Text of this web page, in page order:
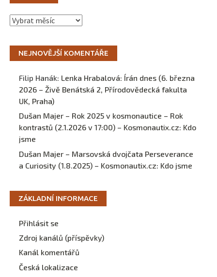
Archivy
NEJNOVĚJŠÍ KOMENTÁŘE
Filip Hanák: Lenka Hrabalová: Írán dnes (6. března
2026 – Živě Benátská 2, Přírodovědecká fakulta
UK, Praha)
Dušan Majer – Rok 2025 v kosmonautice – Rok
kontrastů (2.1.2026 v 17:00) – Kosmonautix.cz: Kdo
jsme
Dušan Majer – Marsovská dvojčata Perseverance
a Curiosity (1.8.2025) – Kosmonautix.cz: Kdo jsme
ZÁKLADNÍ INFORMACE
Přihlásit se
Zdroj kanálů (příspěvky)
Kanál komentářů
Česká lokalizace